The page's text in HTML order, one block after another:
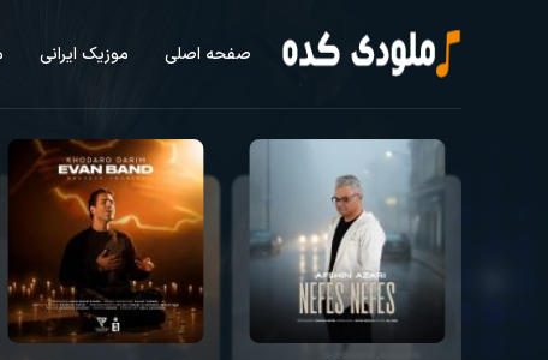
صفحه اصلی موزیک ایرانی